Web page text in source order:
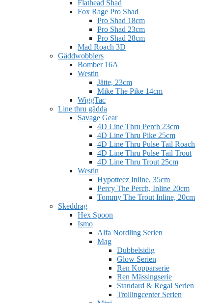
Flathead Shad
Fox Rage Pro Shad
Pro Shad 18cm
Pro Shad 23cm
Pro Shad 28cm
Mad Roach 3D
Gäddwobblers
Bomber 16A
Westin
Jätte, 23cm
Mike The Pike 14cm
WiggTac
Line thru gädda
Savage Gear
4D Line Thru Perch 23cm
4D Line Thru Pike 25cm
4D Line Thru Pulse Tail Roach
4D Line Thru Pulse Tail Trout
4D Line Thru Trout 25cm
Westin
Hypotteez Inline, 35cm
Percy The Perch, Inline 20cm
Tommy The Trout Inline, 20cm
Skeddrag
Hex Spoon
Ismo
Alfa Nordling Serien
Mag
Dubbelsidig
Glow Serien
Ren Kopparserie
Ren Mässingserie
Standard & Regal Serien
Trollingcenter Serien